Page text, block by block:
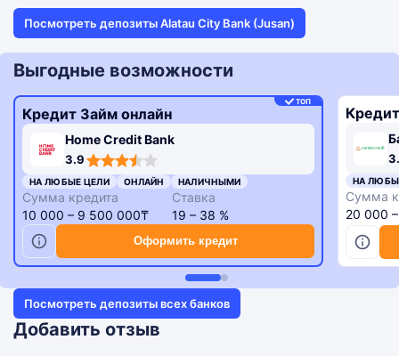
Посмотреть депозиты Alatau City Bank (Jusan)
Выгодные возможности
ТОП
Кредит Займ онлайн
Home Credit Bank
3.9
rating
НА ЛЮБЫЕ ЦЕЛИ ОНЛАЙН НАЛИЧНЫМИ
Сумма кредита
10 000 – 9 500 000₸
Ставка
19 – 38 %
Оформить кредит
НА
Сумма
20 000
Посмотреть депозиты всех банков
Добавить отзыв